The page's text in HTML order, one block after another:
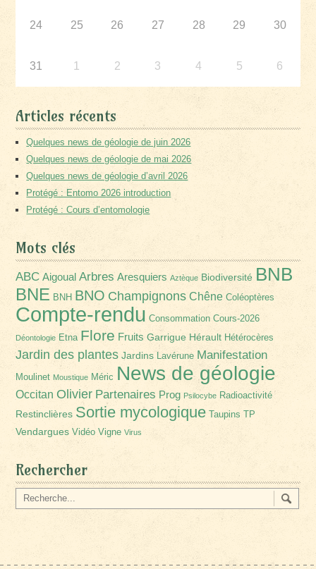
24 25 26 27 28 29 30
31 1 2 3 4 5 6
Articles récents
Quelques news de géologie de juin 2026
Quelques news de géologie de mai 2026
Quelques news de géologie d’avril 2026
Protégé : Entomo 2026 introduction
Protégé : Cours d’entomologie
Mots clés
ABC Aigoual Arbres Aresquiers Aztèque Biodiversité BNB
BNE BNH BNO Champignons Chêne Coléoptères
Compte-rendu Consommation Cours-2026
Déontologie Etna Flore Fruits Garrigue Hérault Hétérocères
Jardin des plantes Jardins Lavérune Manifestation
Moulinet Moustique Méric News de géologie
Occitan Olivier Partenaires Prog Psilocybe Radioactivité
Restinclières Sortie mycologique Taupins TP
Vendargues Vidéo Vigne Virus
Rechercher